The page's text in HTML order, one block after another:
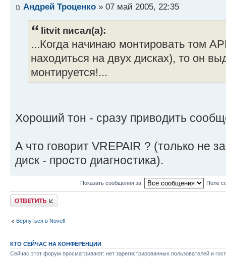
Андрей Троценко » 07 май 2005, 22:35
litvit писал(а):
...Когда начинаю монтировать том
находиться на двух дисках), то он
монтируется!...
Хороший тон - сразу приводить
А что говорит VREPAIR ? (только не
диск - просто диагностика).
Показать сообщения за: Поле
Ответить
Вернуться в Novell
КТО СЕЙЧАС НА КОНФЕРЕНЦИИ
Сейчас этот форум просматривают: нет зарегистрированных пользователей и